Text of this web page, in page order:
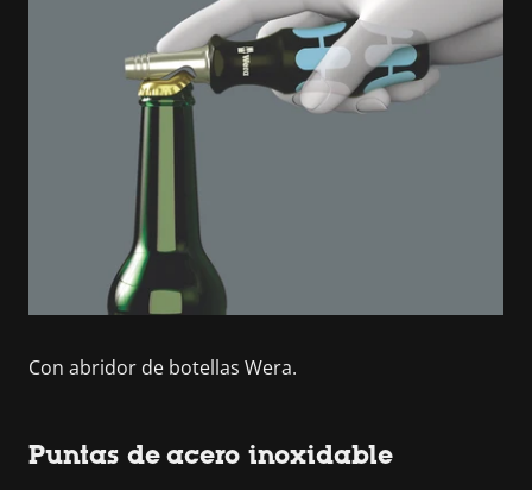
Con abridor de botellas Wera.
Puntas de acero inoxidable